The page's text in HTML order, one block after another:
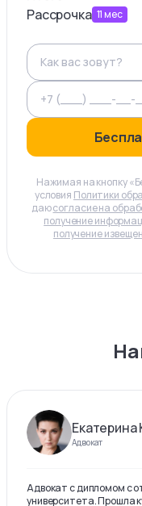
Рассрочка 11мес
Нажимая на кнопку
условия Политики
даюсогласие на
получение
получение
Екатерина
Адвокат
Адвокат с дипломом с
университета. Прошла